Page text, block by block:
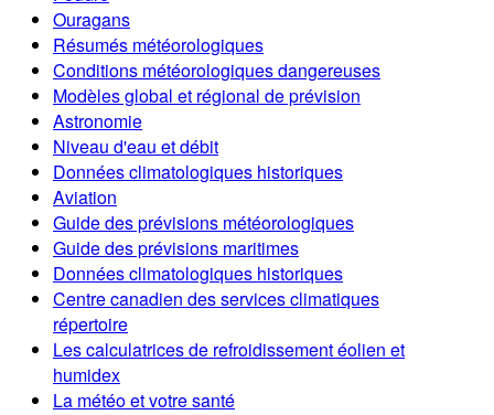
Ouragans
Résumés météorologiques
Conditions météorologiques dangereuses
Modèles global et régional de prévision
Astronomie
Niveau d'eau et débit
Données climatologiques historiques
Aviation
Guide des prévisions météorologiques
Guide des prévisions maritimes
Données climatologiques historiques
Centre canadien des services climatiques
répertoire
Les calculatrices de refroidissement éolien et
humidex
La météo et votre santé